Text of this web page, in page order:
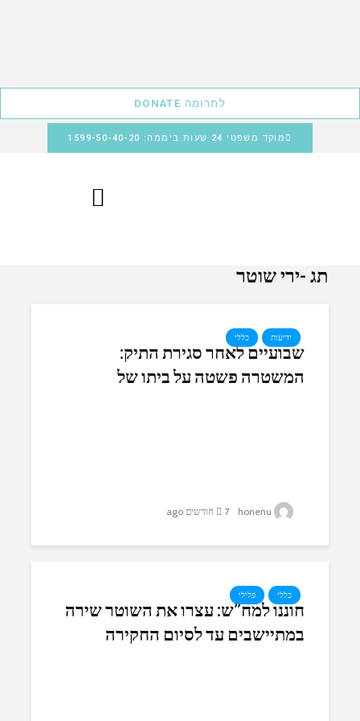
לתרומה DONATE
מוקד משפטי 24 שעות ביממה: 1599-50-40-20
תג -ירי שוטר
ידיעות כללי
שבועיים לאחר סגירת התיק:
המשטרה פשטה על ביתו של
7 חודשים ago
כללי פלילי
חוננו למח”ש: עצרו את השוטר שירה
במתיישבים עד לסיום החקירה